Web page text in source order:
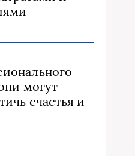
могут
счастья и